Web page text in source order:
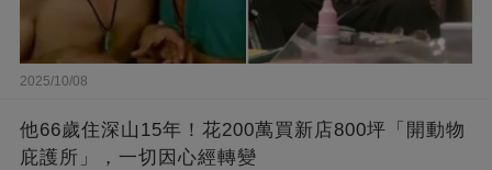
2025/10/08
他66歲住深山15年！花200萬買新店800坪「開動物
庇護所」，一切因心經轉變